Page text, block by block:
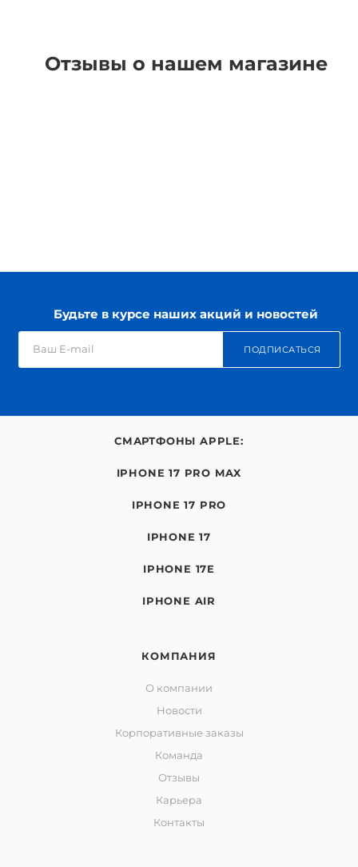
Отзывы о нашем магазине
Будьте в курсе наших акций и новостей
ПОДПИСАТЬСЯ
СМАРТФОНЫ APPLE:
IPHONE 17 PRO MAX
IPHONE 17 PRO
IPHONE 17
IPHONE 17E
IPHONE AIR
КОМПАНИЯ
О компании
Новости
Корпоративные заказы
Команда
Отзывы
Карьера
Контакты